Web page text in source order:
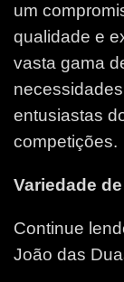
um
qualidade e
vasta gama
entusiastas
competições.
Variedade
Continue
João das